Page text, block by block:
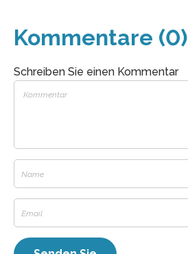
Kommentare (0)
Schreiben Sie einen Kommentar